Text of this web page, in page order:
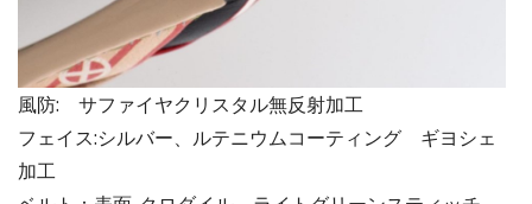
風防: サファイヤクリスタル無反射加工
フェイス:シルバー、ルテニウムコーティング ギヨシェ
加工